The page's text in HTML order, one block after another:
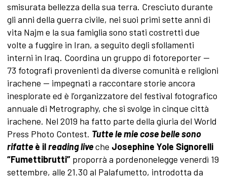
smisurata bellezza della sua terra. Cresciuto durante
gli anni della guerra civile, nei suoi primi sette anni di
vita Najm e la sua famiglia sono stati costretti due
volte a fuggire in Iran, a seguito degli sfollamenti
interni in Iraq. Coordina un gruppo di fotoreporter —
73 fotografi provenienti da diverse comunità e religioni
irachene — impegnati a raccontare storie ancora
inesplorate ed è l’organizzatore del festival fotografico
annuale di Metrography, che si svolge in cinque città
irachene. Nel 2019 ha fatto parte della giuria del World
Press Photo Contest. Tutte le mie cose belle sono
rifatteè ilreading liveche Josephine Yole Signorelli
“Fumettibrutti” proporrà a pordenonelegge venerdì 19
settembre, alle 21.30 al Palafumetto, introdotta da